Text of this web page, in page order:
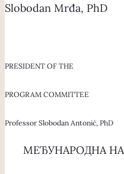
Slobodan Mrđa, PhD
PRESIDENT OF THE
PROGRAM COMMITTEE
Professor Slobodan Antonić, PhD
МЕЂУНАРОДНА